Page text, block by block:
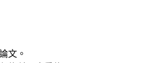
文。